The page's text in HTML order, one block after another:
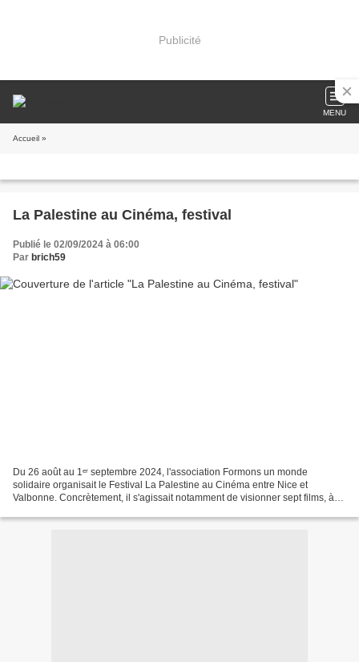
Publicité
MENU
Accueil »
La Palestine au Cinéma, festival
Publié le 02/09/2024 à 06:00
Par brich59
Du 26 août au 1ᵉʳ septembre 2024, l'association Formons un monde
solidaire organisait le Festival La Palestine au Cinéma entre Nice et
Valbonne. Concrètement, il s'agissait notamment de visionner sept films, à